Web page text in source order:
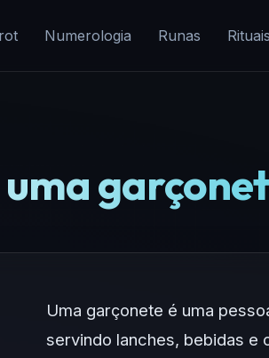
Numerologia Runas Rituais
Uma garçonete é uma
servindo lanches, bebidas e